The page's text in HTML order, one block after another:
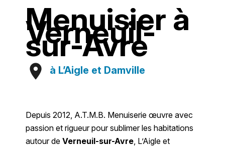
Menuisier à
Verneuil-
sur-Avre
à L’Aigle et Damville
Depuis 2012, A.T.M.B. Menuiserie œuvre avec
passion et rigueur pour sublimer les habitations
autour deVerneuil-sur-Avre , L’Aigle et